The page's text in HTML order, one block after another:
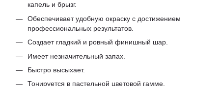
капель и брызг.
Обеспечивает удобную окраску с достижением
профессиональных результатов.
Создает гладкий и ровный финишный шар.
Имеет незначительный запах.
Быстро высыхает.
Тонируется в пастельной цветовой гамме.